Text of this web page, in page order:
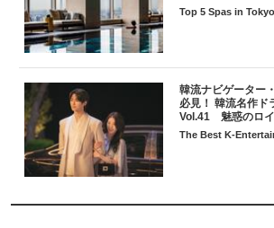
Top 5 Spas in Tokyo
韓流ナビゲーター
必見！ 韓流名作ド
Vol.41 魅惑のロ
The Best K-